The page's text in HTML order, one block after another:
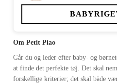
pris
var:
pris
er:
Om Petit Piao
Går du og leder efter baby- og
at finde det perfekte tøj. Det skal
forskellige kriterier; det skal både